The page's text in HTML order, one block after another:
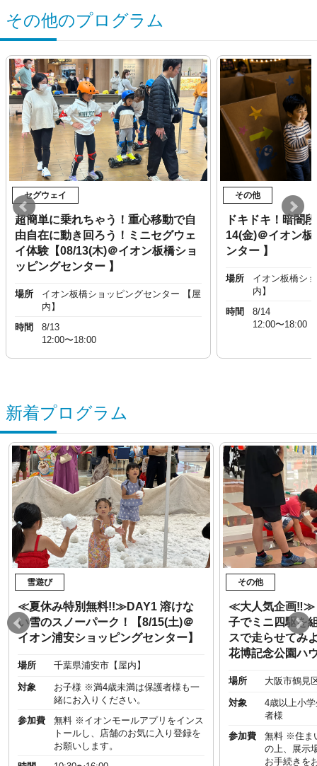
その他のプログラム
セグウェイ
超簡単に乗れちゃう！重心移動で自
由自在に動き回ろう！ミニセグウェ
イ体験【08/13(木)＠イオン板橋ショ
ッピングセンター 】
場所
イオン板橋ショッピングセンター 【屋
内】
時間
8/13
12:00〜18:00
その他
ドキドキ！暗闇
14(金)＠イオン
ンター 】
場所
イオン板橋シ
内】
時間
8/14
12:00〜18:00
新着プログラム
雪遊び
≪夏休み特別無料!!≫DAY1 溶けな
い雪のスノーパーク！【8/15(土)＠
イオン浦安ショッピングセンター】
場所 千葉県浦安市【屋内】
対象
お子様 ※満4歳未満は保護者様も一
緒にお入りください。
参加費
無料 ※イオンモールアプリをインス
トールし、店舗のお気に入り登録を
お願いします。
その他
≪大人気企画‼︎≫
子でミニ四駆を
スで走らせてみ
花博記念公園ハ
場所 大阪市鶴見
対象
4歳以上小
者様
参加費
無料 ※住ま
の上、展示
お手続きを